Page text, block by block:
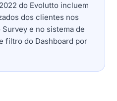
do Evolutto incluem
dos clientes nos
e no sistema de
filtro do Dashboard por